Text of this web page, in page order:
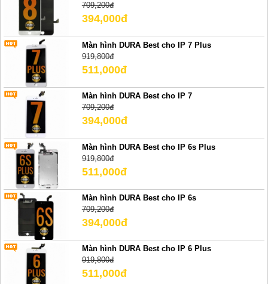
709,200đ
394,000đ
Màn hình DURA Best cho IP 7 Plus
919,800đ
511,000đ
Màn hình DURA Best cho IP 7
709,200đ
394,000đ
Màn hình DURA Best cho IP 6s Plus
919,800đ
511,000đ
Màn hình DURA Best cho IP 6s
709,200đ
394,000đ
Màn hình DURA Best cho IP 6 Plus
919,800đ
511,000đ